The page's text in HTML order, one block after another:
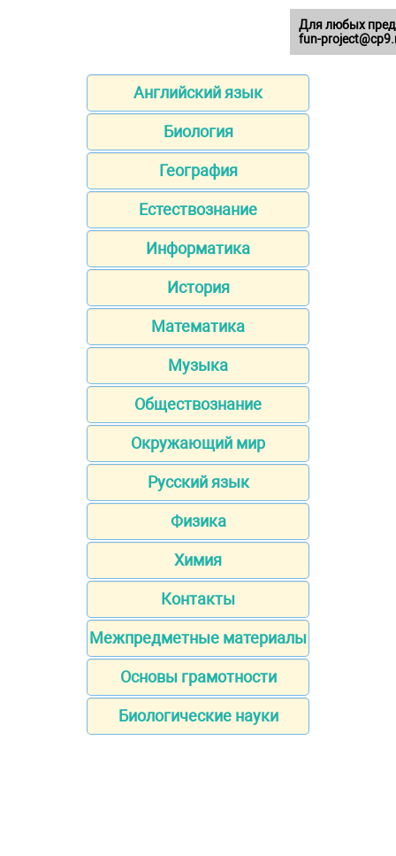
Английский язык
Биология
География
Естествознание
Информатика
История
Математика
Музыка
Обществознание
Окружающий мир
Русский язык
Физика
Химия
Контакты
Межпредметные материалы
Основы грамотности
Биологические науки
Для любых
fun-